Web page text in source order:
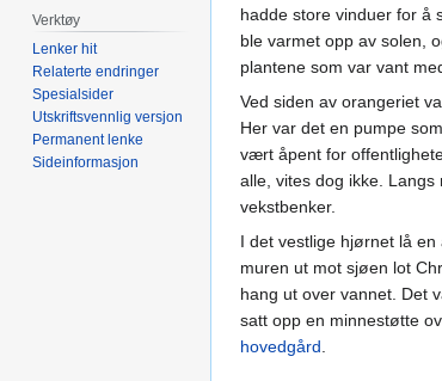
hadde store vinduer for å
ble varmet opp av solen,
plantene som var vant
Ved siden av orangeriet
Her var det en pumpe
vært åpent for
alle, vites dog ikke.
vekstbenker.
I det vestlige hjørnet lå
muren ut mot sjøen lot
hang ut over vannet. Det
satt opp en minnestøtte
hovedgård.
Verktøy
Lenker hit
Relaterte endringer
Spesialsider
Utskriftsvennlig versjon
Permanent lenke
Sideinformasjon